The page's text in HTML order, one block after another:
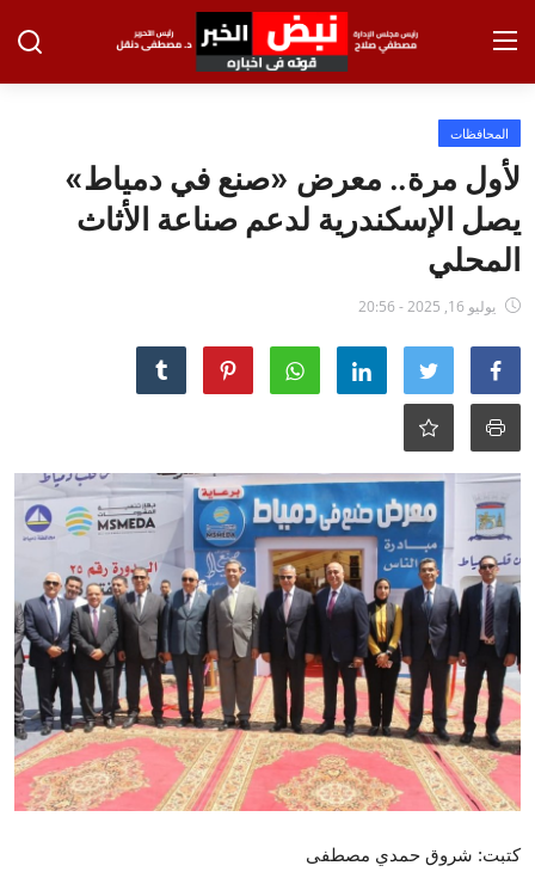
تسجيل الدخول
الرئيسية
الاخبار
الاقتصاد
الحوادث
التعليم
الفن والثقافة
تكنولوجيا وإتصالات
الرياضة
المحافظات
المجتمع والمنوعات
أراء و مقالات
المحافظات
لأول مرة.. معرض «صنع في دمياط»
يصل الإسكندرية لدعم صناعة الأثاث
المحلي
يوليو 16, 2025 - 20:56
كتبت: شروق حمدي مصطفى